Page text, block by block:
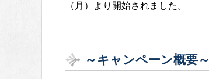
（月）より開始されました。
～キャンペーン概要～